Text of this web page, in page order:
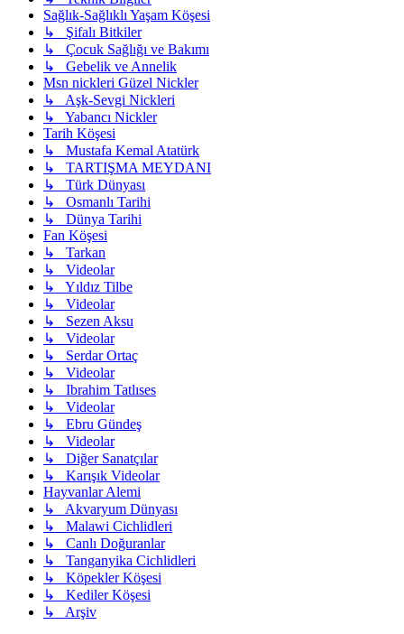
Sağlık-Sağlıklı Yaşam Köşesi
↳ Şifalı Bitkiler
↳ Çocuk Sağlığı ve Bakımı
↳ Gebelik ve Annelik
Msn nickleri Güzel Nickler
↳ Aşk-Sevgi Nickleri
↳ Yabancı Nickler
Tarih Köşesi
↳ Mustafa Kemal Atatürk
↳ TARTIŞMA MEYDANI
↳ Türk Dünyası
↳ Osmanlı Tarihi
↳ Dünya Tarihi
Fan Köşesi
↳ Tarkan
↳ Videolar
↳ Yıldız Tilbe
↳ Videolar
↳ Sezen Aksu
↳ Videolar
↳ Serdar Ortaç
↳ Videolar
↳ Ibrahim Tatlıses
↳ Videolar
↳ Ebru Gündeş
↳ Videolar
↳ Diğer Sanatçılar
↳ Karışık Videolar
Hayvanlar Alemi
↳ Akvaryum Dünyası
↳ Malawi Cichlidleri
↳ Canlı Doğuranlar
↳ Tanganyika Cichlidleri
↳ Köpekler Köşesi
↳ Kediler Köşesi
↳ Arşiv